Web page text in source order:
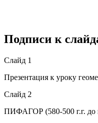
Подписи к
Слайд 1
Презентация к уроку
Слайд 2
ПИФАГОР (580-500 г.г. до